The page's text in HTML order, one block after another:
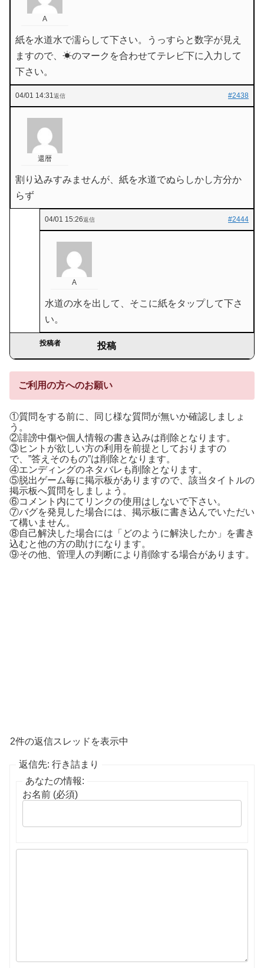
A
紙を水道水で濡らして下さい。うっすらと数字が見え
ますので、☀のマークを合わせてテレビ下に入力して
下さい。
04/01 14:31 #2438
返信
還暦
割り込みすみませんが、紙を水道でぬらしかし方分か
らず
04/01 15:26 #2444
返信
A
水道の水を出して、そこに紙をタップして下さ
い。
投稿者 投稿
ご利用の方へのお願い
①質問をする前に、同じ様な質問が無いか確認しましょ
う。
②誹謗中傷や個人情報の書き込みは削除となります。
③ヒントが欲しい方の利用を前提としておりますの
で、”答えそのもの”は削除となります。
④エンディングのネタバレも削除となります。
⑤脱出ゲーム毎に掲示板がありますので、該当タイトルの
掲示板へ質問をしましょう。
⑥コメント内にてリンクの使用はしないで下さい。
⑦バグを発見した場合には、掲示板に書き込んでいただい
て構いません。
⑧自己解決した場合には「どのように解決したか」を書き
込むと他の方の助けになります。
⑨その他、管理人の判断により削除する場合があります。
2件の返信スレッドを表示中
返信先: 行き詰まり
あなたの情報:
お名前 (必須)